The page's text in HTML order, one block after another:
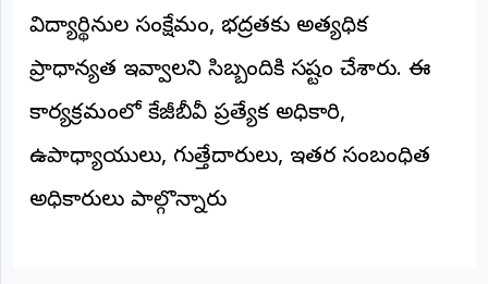
విద్యార్థినుల సంక్షేమం, భద్రతకు అత్యధిక
ప్రాధాన్యత ఇవ్వాలని సిబ్బందికి స్పష్టం చేశారు. ఈ
కార్యక్రమంలో కేజీబీవీ ప్రత్యేక అధికారి,
ఉపాధ్యాయులు, గుత్తేదారులు, ఇతర సంబంధిత
అధికారులు పాల్గొన్నారు